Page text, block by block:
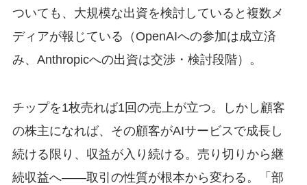
ついても、大規模な出資を検討していると複数メ
ディアが報じている（OpenAIへの参加は成立済
み、Anthropicへの出資は交渉・検討段階）。
チップを1枚売れば1回の売上が立つ。しかし顧客
の株主になれば、その顧客がAIサービスで成長し
続ける限り、収益が入り続ける。売り切りから継
続収益へ——取引の性質が根本から変わる。「部